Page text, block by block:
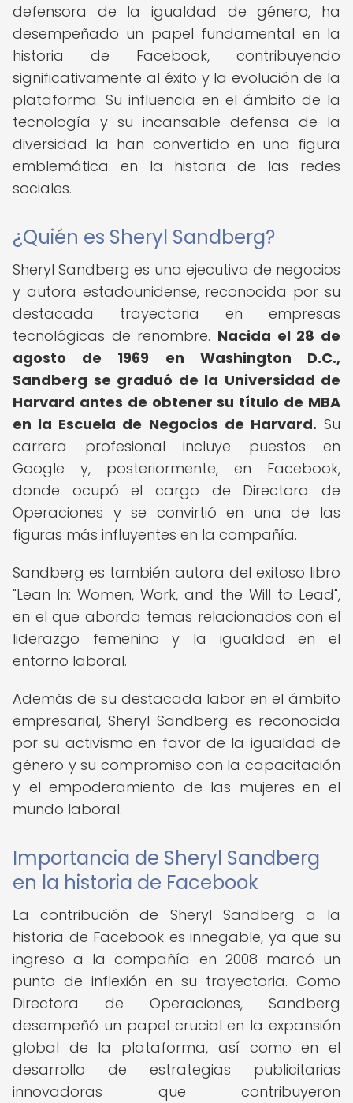
defensora de la igualdad de género, ha
desempeñado un papel fundamental en la
historia de Facebook, contribuyendo
significativamente al éxito y la evolución de la
plataforma. Su influencia en el ámbito de la
tecnología y su incansable defensa de la
diversidad la han convertido en una figura
emblemática en la historia de las redes
sociales.
¿Quién es Sheryl Sandberg?
Sheryl Sandberg es una ejecutiva de negocios
y autora estadounidense, reconocida por su
destacada trayectoria en empresas
tecnológicas de renombre. Nacida el 28 de
agosto de 1969 en Washington D.C.,
Sandberg se graduó de la Universidad de
Harvard antes de obtener su título de MBA
en la Escuela de Negocios de Harvard. Su
carrera profesional incluye puestos en
Google y, posteriormente, en Facebook,
donde ocupó el cargo de Directora de
Operaciones y se convirtió en una de las
figuras más influyentes en la compañía.
Sandberg es también autora del exitoso libro
"Lean In: Women, Work, and the Will to Lead",
en el que aborda temas relacionados con el
liderazgo femenino y la igualdad en el
entorno laboral.
Además de su destacada labor en el ámbito
empresarial, Sheryl Sandberg es reconocida
por su activismo en favor de la igualdad de
género y su compromiso con la capacitación
y el empoderamiento de las mujeres en el
mundo laboral.
Importancia de Sheryl Sandberg
en la historia de Facebook
La contribución de Sheryl Sandberg a la
historia de Facebook es innegable, ya que su
ingreso a la compañía en 2008 marcó un
punto de inflexión en su trayectoria. Como
Directora de Operaciones, Sandberg
desempeñó un papel crucial en la expansión
global de la plataforma, así como en el
desarrollo de estrategias publicitarias
innovadoras que contribuyeron